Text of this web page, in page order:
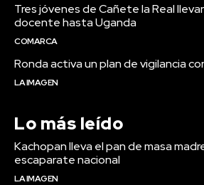
Tres jóvenes de Cañete la Real
docente hasta Uganda
COMARCA
Ronda activa un plan de vigilancia
LA IMAGEN
Lo más leído
Kachopan lleva el pan de masa
escaparate nacional
LA IMAGEN